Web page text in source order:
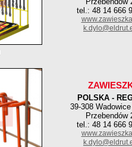
tel.: 48 14 666
POLSKA -
39-308
Przebendów
tel.: 48 14 666